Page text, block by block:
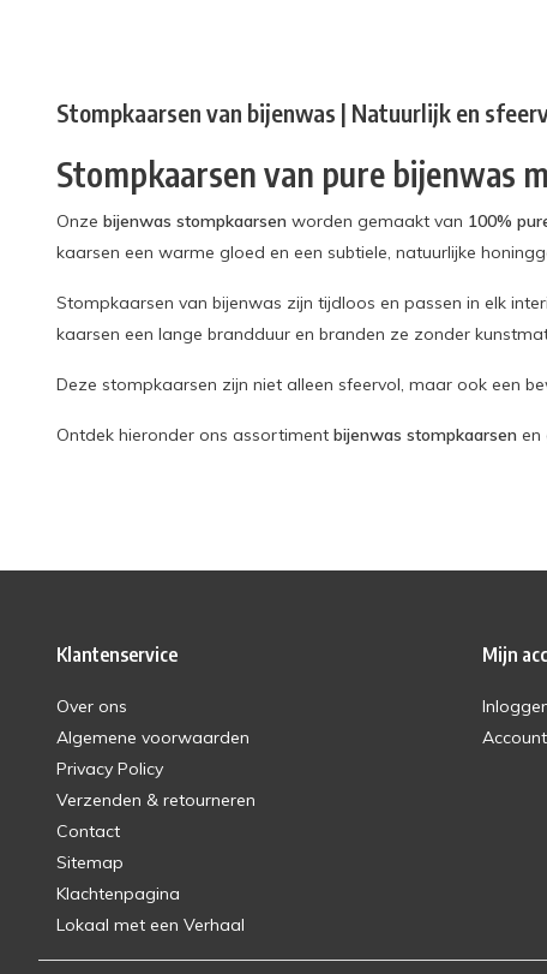
Stompkaarsen van bijenwas | Natuurlijk en
Stompkaarsen van pure bijenwas
Onze bijenwas stompkaarsen worden gemaakt van 100%
kaarsen een warme gloed en een subtiele, natuurlijke
Stompkaarsen van bijenwas zijn tijdloos en passen in elk
kaarsen een lange brandduur en branden ze zonder
Deze stompkaarsen zijn niet alleen sfeervol, maar ook een
Ontdek hieronder ons assortiment bijenwas stompkaarsen en
Klantenservice
Over ons
Algemene voorwaarden
Privacy Policy
Verzenden & retourneren
Contact
Sitemap
Klachtenpagina
Lokaal met een Verhaal
Mijn